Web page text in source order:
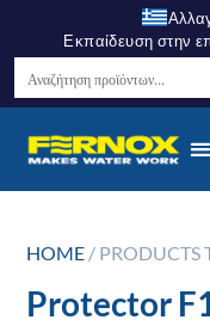
Εκπαίδευση στην
HOME / PRODUCTS
Protector